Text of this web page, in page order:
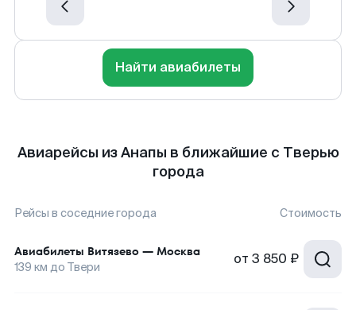
Найти авиабилеты
Авиарейсы из Анапы в ближайшие с Тверью
города
Рейсы в соседние города Стоимость
Авиабилеты Витязево — Москва
139 км до Твери от 3 850 ₽